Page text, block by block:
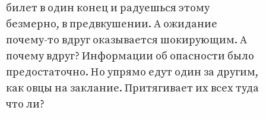
билет в один конец и радуешься этому
безмерно, в предвкушении. А ожидание
почему-то вдруг оказывается шокирующим. А
почему вдруг? Информации об опасности было
предостаточно. Но упрямо едут один за другим,
как овцы на заклание. Притягивает их всех туда
что ли?